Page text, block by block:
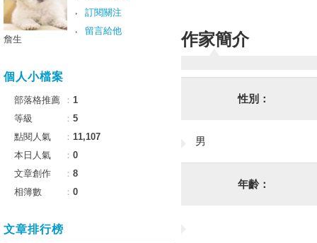
作家簡介
性別：
男
年齡：
訂閱關注
留言給他
詹生
個人小檔案
部落格推薦 ： 1
等級
： 5
點閱人氣
： 11,107
本日人氣
： 0
文章創作
： 8
相簿數
： 0
文章排行榜